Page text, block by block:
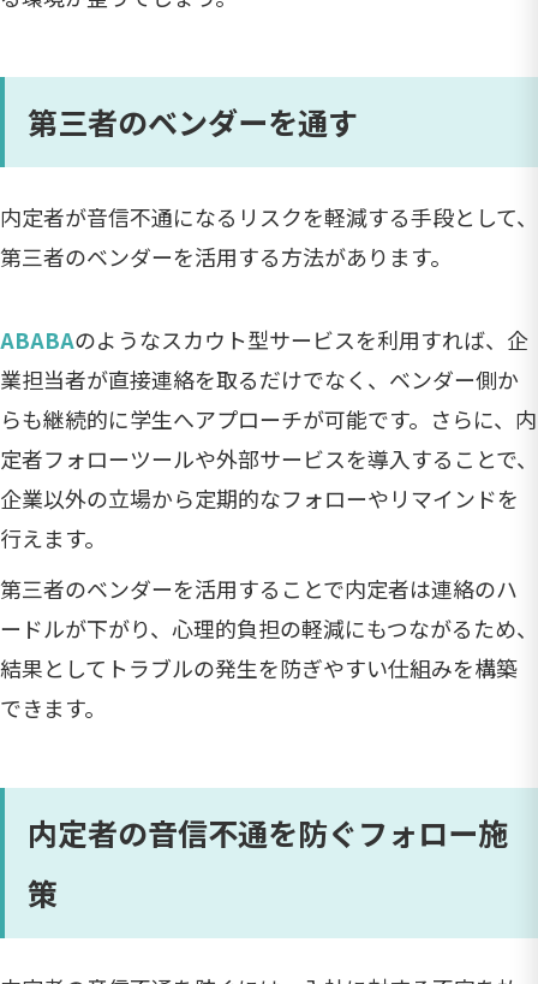
第三者のベンダーを通す
内定者が音信不通になるリスクを軽減する手段として、
第三者のベンダーを活用する方法があります。
ABABAのようなスカウト型サービスを利用すれば、企
業担当者が直接連絡を取るだけでなく、ベンダー側か
らも継続的に学生へアプローチが可能です。さらに、内
定者フォローツールや外部サービスを導入することで、
企業以外の立場から定期的なフォローやリマインドを
行えます。
第三者のベンダーを活用することで内定者は連絡のハ
ードルが下がり、心理的負担の軽減にもつながるため、
結果としてトラブルの発生を防ぎやすい仕組みを構築
できます。
内定者の音信不通を防ぐフォロー施
策